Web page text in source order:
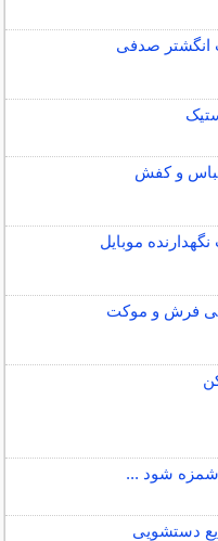
صدفی
لباس و کفش
موبایل
فرش و موکت
شود ...
دستشویی